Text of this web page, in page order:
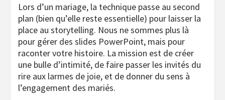
Lors d’un mariage, la technique passe au second
plan (bien qu’elle reste essentielle) pour laisser la
place au storytelling. Nous ne sommes plus là
pour gérer des slides PowerPoint, mais pour
raconter votre histoire. La mission est de créer
une bulle d’intimité, de faire passer les invités du
rire aux larmes de joie, et de donner du sens à
l’engagement des mariés.